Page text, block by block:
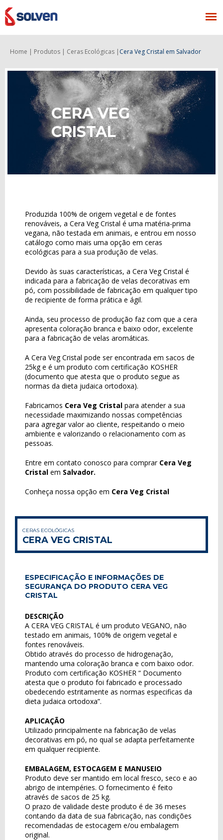
Home | Produtos | Ceras Ecológicas | Cera Veg Cristal em Salvador
CERA VEG
CRISTAL
Produzida 100% de origem vegetal e de fontes
renováveis, a Cera Veg Cristal é uma matéria-prima
vegana, não testada em animais, e entrou em nosso
catálogo como mais uma opção em ceras
ecológicas para a sua produção de velas.
Devido às suas características, a Cera Veg Cristal é
indicada para a fabricação de velas decorativas em
pó, com possibilidade de fabricação em qualquer tipo
de recipiente de forma prática e ágil.
Ainda, seu processo de produção faz com que a cera
apresenta coloração branca e baixo odor, excelente
para a fabricação de velas aromáticas.
A Cera Veg Cristal pode ser encontrada em sacos de
25kg e é um produto com certificação KOSHER
(documento que atesta que o produto segue as
normas da dieta judaica ortodoxa).
Fabricamos Cera Veg Cristal para atender a sua
necessidade maximizando nossas competências
para agregar valor ao cliente, respeitando o meio
ambiente e valorizando o relacionamento com as
pessoas.
Entre em contato conosco para comprar Cera Veg
Cristal em Salvador.
Conheça nossa opção em Cera Veg Cristal
CERAS ECOLÓGICAS
CERA VEG CRISTAL
ESPECIFICAÇÃO E INFORMAÇÕES DE
SEGURANÇA DO PRODUTO CERA VEG
CRISTAL
DESCRIÇÃO
A CERA VEG CRISTAL é um produto VEGANO, não
testado em animais, 100% de origem vegetal e
fontes renováveis.
Obtido através do processo de hidrogenação,
mantendo uma coloração branca e com baixo odor.
Produto com certificação KOSHER “ Documento
atesta que o produto foi fabricado e processado
obedecendo estritamente as normas especificas da
dieta judaica ortodoxa”.
APLICAÇÃO
Utilizado principalmente na fabricação de velas
decorativas em pó, no qual se adapta perfeitamente
em qualquer recipiente.
EMBALAGEM, ESTOCAGEM E MANUSEIO
Produto deve ser mantido em local fresco, seco e ao
abrigo de intempéries. O fornecimento é feito
através de sacos de 25 kg.
O prazo de validade deste produto é de 36 meses
contando da data de sua fabricação, nas condições
recomendadas de estocagem e/ou embalagem
original.